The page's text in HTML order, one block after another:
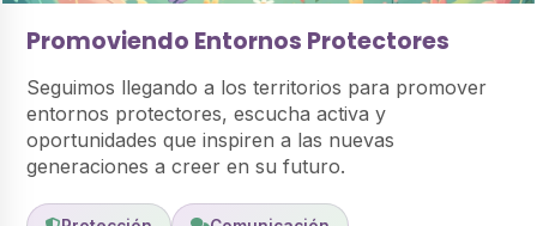
Promoviendo Entornos Protectores
Seguimos llegando a los territorios para promover
entornos protectores, escucha activa y
oportunidades que inspiren a las nuevas
generaciones a creer en su futuro.